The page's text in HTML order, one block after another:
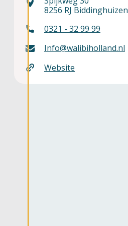
8256 RJ Biddinghuizen
0321 - 32 99 99
Info@walibiholland.nl
Website